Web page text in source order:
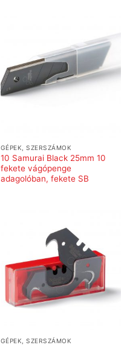
GÉPEK, SZERSZÁMOK
10 Samurai Black 25mm 10
fekete vágópenge
adagolóban, fekete SB
GÉPEK, SZERSZÁMOK